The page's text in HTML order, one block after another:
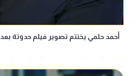
أحمد حلمي يختتم تصوير فيلم حدوتة بعد 32 يومًا من العمل